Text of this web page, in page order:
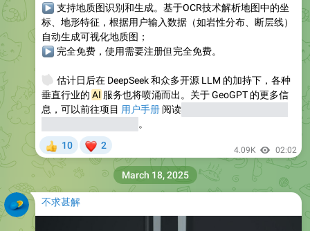
支持地质图识别和生成。基于OCR技术解析地图中的坐
标、地形特征，根据用户输入数据（如岩性分布、断层线）
自动生成可视化地质图；
完全免费，使用需要注册但完全免费。
估计日后在 DeepSeek 和众多开源 LLM 的加持下，各种
垂直行业的 AI 服务也将喷涌而出。关于 GeoGPT 的更多信
息，可以前往项目 用户手册 阅读
。
10 2 4.09K 02:02
不求甚解
March 18, 2025